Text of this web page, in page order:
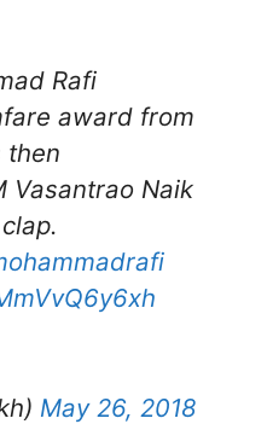
Rafi
award from
then
Vasantrao Naik
May 26, 2018